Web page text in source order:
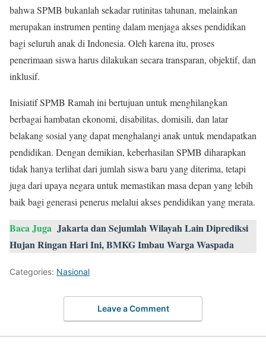
bahwa SPMB bukanlah sekadar rutinitas tahunan, melainkan
merupakan instrumen penting dalam menjaga akses pendidikan
bagi seluruh anak di Indonesia. Oleh karena itu, proses
penerimaan siswa harus dilakukan secara transparan, objektif, dan
inklusif.
Inisiatif SPMB Ramah ini bertujuan untuk menghilangkan
berbagai hambatan ekonomi, disabilitas, domisili, dan latar
belakang sosial yang dapat menghalangi anak untuk mendapatkan
pendidikan. Dengan demikian, keberhasilan SPMB diharapkan
tidak hanya terlihat dari jumlah siswa baru yang diterima, tetapi
juga dari upaya negara untuk memastikan masa depan yang lebih
baik bagi generasi penerus melalui akses pendidikan yang merata.
Baca Juga Jakarta dan Sejumlah Wilayah Lain Diprediksi
Hujan Ringan Hari Ini, BMKG Imbau Warga Waspada
Categories: Nasional
Leave a Comment